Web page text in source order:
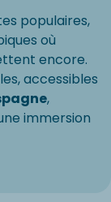
populaires,
où
encore.
accessibles
,
immersion